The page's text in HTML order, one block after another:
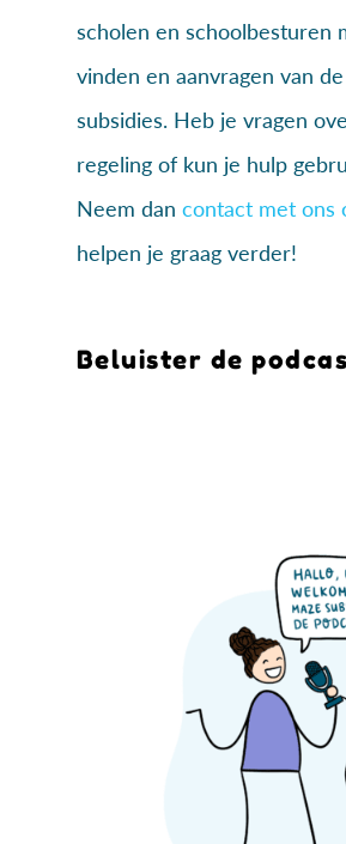
scholen en schoolbesturen
vinden en aanvragen van
subsidies. Heb je vragen
regeling of kun je hulp
Neem dan contact met ons
helpen je graag verder!
Beluister de